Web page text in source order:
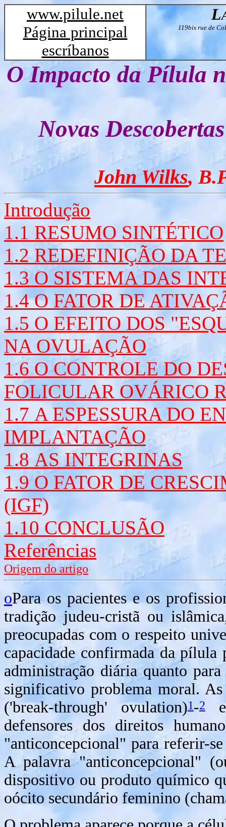
www.pilule.net
Página principal
escríbanos
L
119bis rue de
O Impacto da Pílula
Novas
John Wilks,
Introdução
1.1 RESUMO SINTÉTICO
1.2 REDEFINIÇÃO DA
1.3 O SISTEMA DAS
1.4 O FATOR DE
1.5 O EFEITO DOS
NA OVULAÇÃO
1.6 O CONTROLE DO
FOLICULAR OVÁRICO
1.7 A ESPESSURA DO
IMPLANTAÇÃO
1.8 AS INTEGRINAS
1.9 O FATOR DE
(IGF)
1.10 CONCLUSÃO
Referências
Origem do artigo
oPara os pacientes e os
tradição judeu-cristã ou
preocupadas com o respeito
capacidade confirmada da
administração diária quanto
significativo problema moral. As
('break-through' ovulation)1-2
defensores dos direitos
"anticoncepcional" para referir-
A palavra "anticoncepcional"
dispositivo ou produto químico
oócito secundário feminino